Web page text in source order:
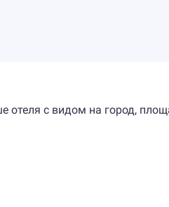
с видом на город,